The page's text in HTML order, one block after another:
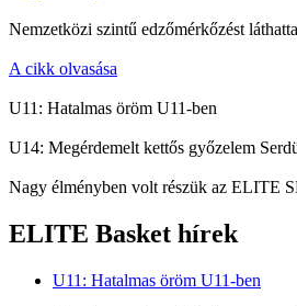
Nemzetközi szintű edzőmérkőzést
A cikk olvasása
U11: Hatalmas öröm U11-ben
U14: Megérdemelt kettős győzelem
Nagy élményben volt részük az ELITE
ELITE Basket hírek
U11: Hatalmas öröm U11-ben